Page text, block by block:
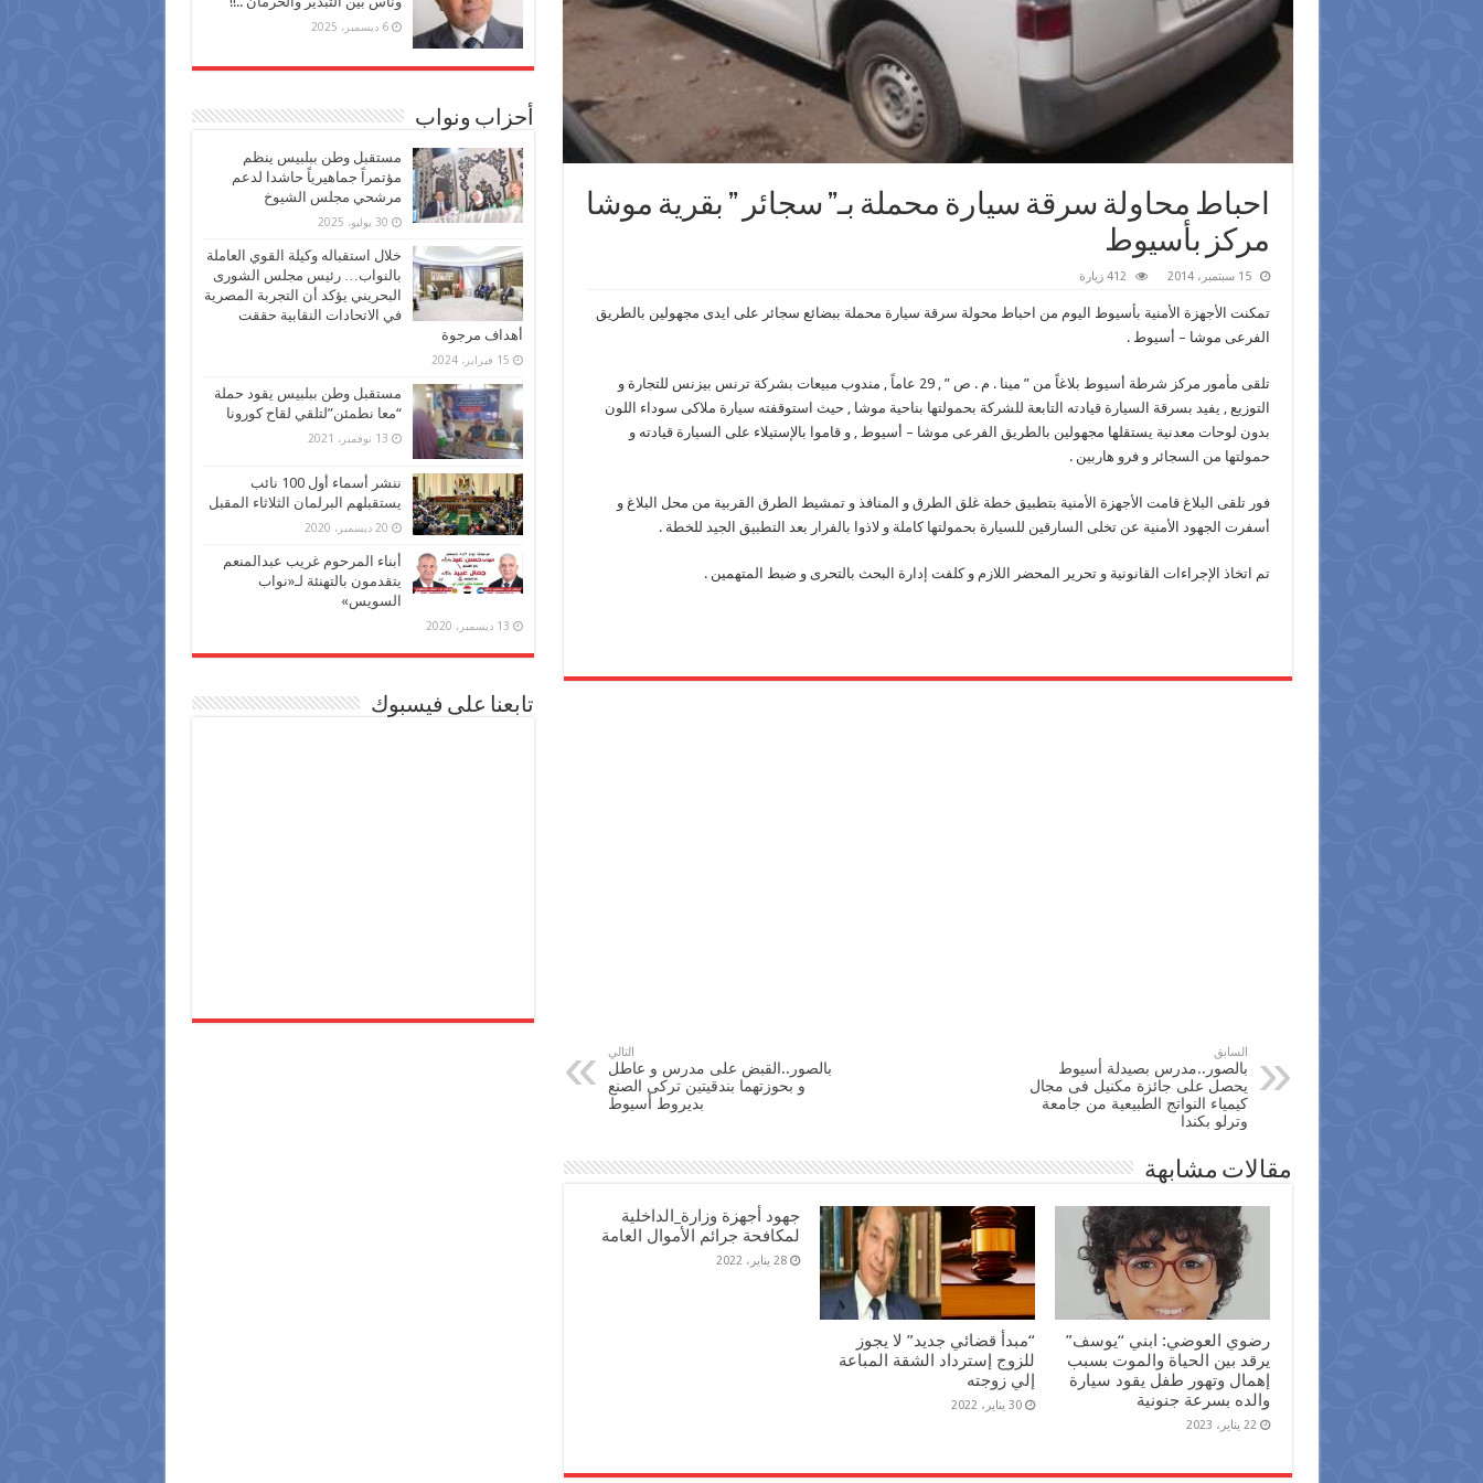
احباط محاولة سرقة سيارة محملة بـ” سجائر ” بقرية موشا
مركز بأسيوط
15 سبتمبر، 2014 412 زيارة
تمكنت الأجهزة الأمنية بأسيوط اليوم من احباط محولة سرقة سيارة محملة ببضائع سجائر على ايدى مجهولين بالطريق
الفرعى موشا – أسيوط .
تلقى مأمور مركز شرطة أسيوط بلاغاً من ” مينا . م . ص ” , 29 عاماً , مندوب مبيعات بشركة ترنس بيزنس للتجارة و
التوزيع , يفيد بسرقة السيارة قيادته التابعة للشركة بحمولتها بناحية موشا , حيث استوقفته سيارة ملاكى سوداء اللون
بدون لوحات معدنية يستقلها مجهولين بالطريق الفرعى موشا – أسيوط , و قاموا بالإستيلاء على السيارة قيادته و
حمولتها من السجائر و فرو هاربين .
فور تلقى البلاغ قامت الأجهزة الأمنية بتطبيق خطة غلق الطرق و المنافذ و تمشيط الطرق القربية من محل البلاغ و
أسفرت الجهود الأمنية عن تخلى السارقين للسيارة بحمولتها كاملة و لاذوا بالفرار بعد التطبيق الجيد للخطة .
تم اتخاذ الإجراءات القانونية و تحرير المحضر اللازم و كلفت إدارة البحث بالتحرى و ضبط المتهمين .
السابق
بالصور..مدرس بصيدلة أسيوط
يحصل على جائزة مكنيل فى مجال
كيمياء النواتج الطبيعية من جامعة
وترلو بكندا
التالي
بالصور..القبض على مدرس و عاطل
و بحوزتهما بندقيتين تركى الصنع
بديروط أسيوط
مقالات مشابهة
رضوي العوضي: ابني “يوسف”
يرقد بين الحياة والموت بسبب
إهمال وتهور طفل يقود سيارة
والده بسرعة جنونية
22 يناير، 2023
“مبدأ قضائي جديد” لا يجوز
للزوج إسترداد الشقة المباعة
إلي زوجته
30 يناير، 2022
جهود أجهزة وزارة_الداخلية
لمكافحة جرائم الأموال العامة
28 يناير، 2022
6 ديسمبر، 2025
أحزاب ونواب
مستقبل وطن ببلبيس ينظم
مؤتمراً جماهيرياً حاشدا لدعم
مرشحي مجلس الشيوخ
30 يوليو، 2025
خلال استقباله وكيلة القوي العاملة
بالنواب… رئيس مجلس الشورى
البحريني يؤكد أن التجربة المصرية
في الاتحادات النقابية حققت
أهداف مرجوة
15 فبراير، 2024
مستقبل وطن ببلبيس يقود حملة
“معا نطمئن”لتلقي لقاح كورونا
13 نوفمبر، 2021
ننشر أسماء أول 100 نائب
يستقبلهم البرلمان الثلاثاء المقبل
20 ديسمبر، 2020
أبناء المرحوم غريب عبدالمنعم
يتقدمون بالتهنئة لـ«نواب
السويس»
13 ديسمبر، 2020
تابعنا على فيسبوك